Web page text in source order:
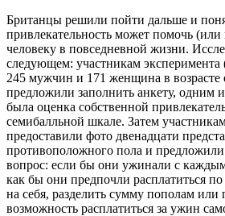
Британцы решили пойти дальше и
привлекательность может помочь
человеку в повседневной жизни.
следующем: участникам эксперимента
245 мужчин и 171 женщина в возрасте
предложили заполнить анкету, одним
была оценка собственной
семибалльной шкале. Затем
предоставили фото двенадцати
противоположного пола и предложили
вопрос: если бы они ужинали с
как бы они предпочли расплатиться по
на себя, разделить сумму пополам или
возможность расплатиться за ужин